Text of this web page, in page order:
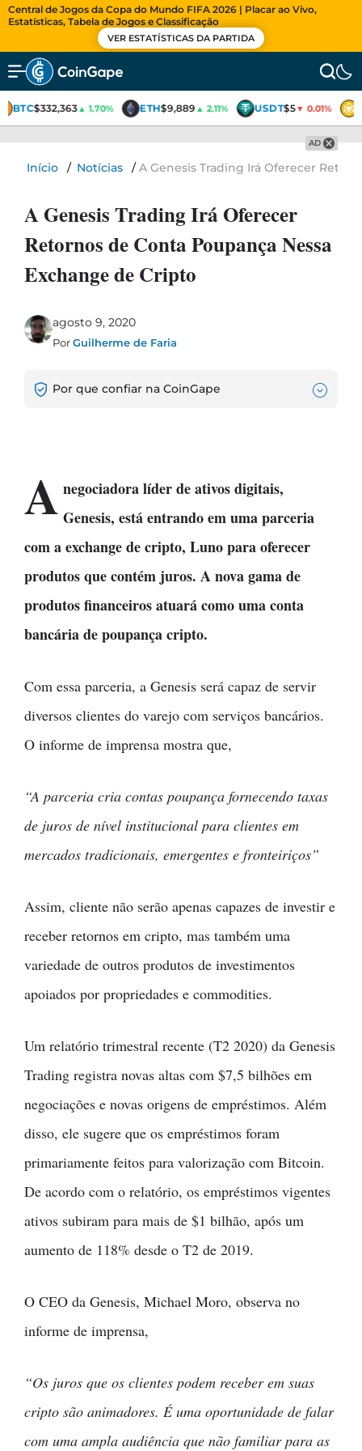
Central de Jogos da Copa do Mundo FIFA 2026 | Placar ao Vivo,
Estatísticas, Tabela de Jogos e Classificação
VER ESTATÍSTICAS DA PARTIDA
BTC$332,363▲ 1.70% ETH$9,889 ▲ 2.11% USDT$5▼ 0.01%
AD
Início / Notícias /A Genesis Trading Irá Oferecer
A Genesis Trading Irá Oferecer
Retornos de Conta Poupança Nessa
Exchange de Cripto
agosto 9, 2020
PorGuilherme de Faria
Por que confiar na CoinGape
A negociadora líder de ativos digitais,
Genesis, está entrando em uma parceria
com a exchange de cripto, Luno para oferecer
produtos que contém juros. A nova gama de
produtos financeiros atuará como uma conta
bancária de poupança cripto.
Com essa parceria, a Genesis será capaz de servir
diversos clientes do varejo com serviços bancários.
O informe de imprensa mostra que,
“A parceria cria contas poupança fornecendo taxas
de juros de nível institucional para clientes em
mercados tradicionais, emergentes e fronteiriços”
Assim, cliente não serão apenas capazes de investir e
receber retornos em cripto, mas também uma
variedade de outros produtos de investimentos
apoiados por propriedades e commodities.
Um relatório trimestral recente (T2 2020) da Genesis
Trading registra novas altas com $7,5 bilhões em
negociações e novas origens de empréstimos. Além
disso, ele sugere que os empréstimos foram
primariamente feitos para valorização com Bitcoin.
De acordo com o relatório, os empréstimos vigentes
ativos subiram para mais de $1 bilhão, após um
aumento de 118% desde o T2 de 2019.
O CEO da Genesis, Michael Moro, observa no
informe de imprensa,
“Os juros que os clientes podem receber em suas
cripto são animadores. É uma oportunidade de falar
com uma ampla audiência que não familiar para as